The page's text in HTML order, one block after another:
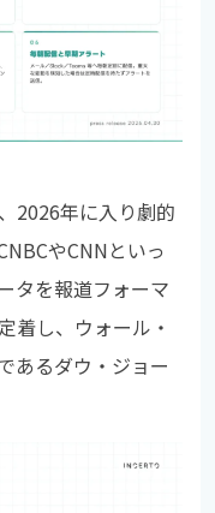
2026年に入り劇的
やCNNといっ
タを報道フォーマ
着し、ウォール・
あるダウ・ジョー